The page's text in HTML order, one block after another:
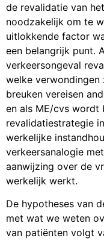
de revalidatie van
noodzakelijk om te
uitlokkende factor
een belangrijk punt.
verkeersongeval
welke verwondingen
breuken vereisen
en als ME/cvs wordt
revalidatiestrategie
werkelijke
verkeersanalogie
aanwijzing over de
werkelijk werkt.
De hypotheses van
met wat we weten
van patiënten volgt